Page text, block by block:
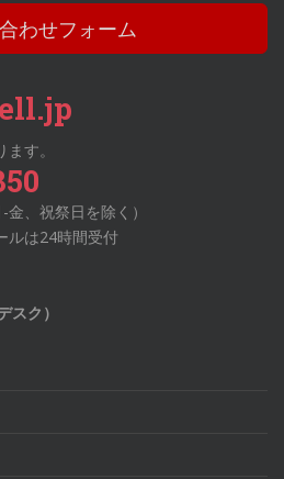
わせフォーム
す。
、祝祭日を除く）
ルは24時間受付
スク）